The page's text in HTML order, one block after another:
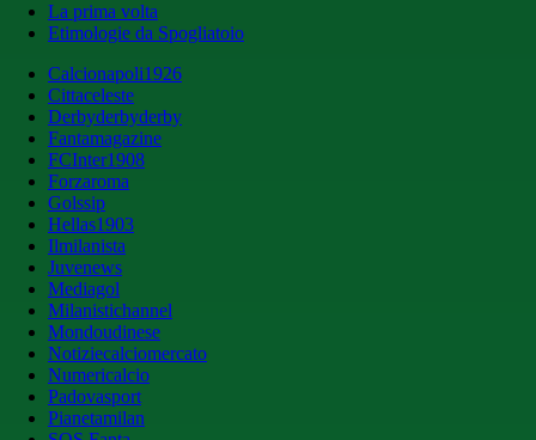
La prima volta
Etimologie da Spogliatoio
Calcionapoli1926
Cittaceleste
Derbyderbyderby
Fantamagazine
FCInter1908
Forzaroma
Golssip
Hellas1903
Ilmilanista
Juvenews
Mediagol
Milanistichannel
Mondoudinese
Notiziecalciomercato
Numericalcio
Padovasport
Pianetamilan